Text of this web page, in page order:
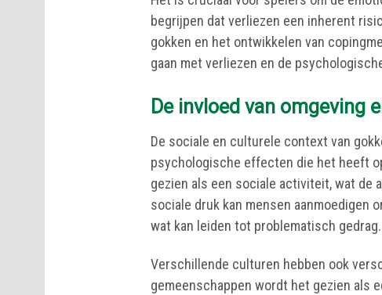
begrijpen dat verliezen een inherent
gokken en het ontwikkelen van
gaan met verliezen en de
De invloed van omgeving
De sociale en culturele context van
psychologische effecten die het heeft
gezien als een sociale activiteit, wat de
sociale druk kan mensen aanmoedigen
wat kan leiden tot problematisch gedrag.
Verschillende culturen hebben ook
gemeenschappen wordt het gezien als